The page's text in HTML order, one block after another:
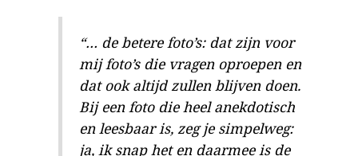
“… de betere foto’s: dat zijn voor
mij foto’s die vragen oproepen en
dat ook altijd zullen blijven doen.
Bij een foto die heel anekdotisch
en leesbaar is, zeg je simpelweg:
ja, ik snap het en daarmee is de